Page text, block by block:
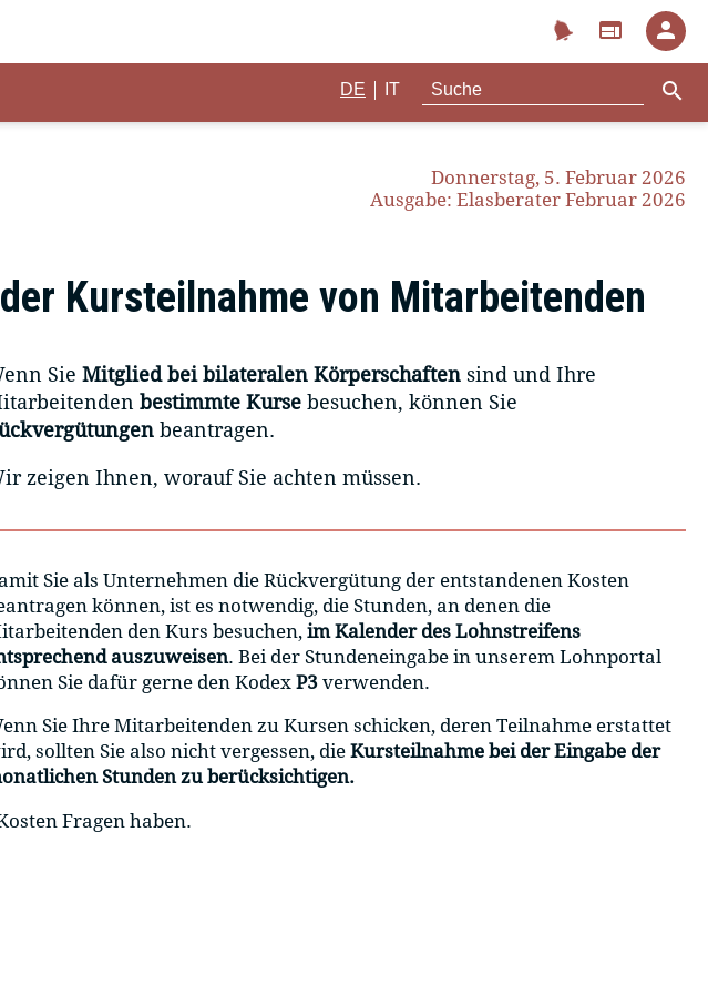
notifications web person
DE IT search
Donnerstag, 5. Februar 2026
Ausgabe: Elasberater Februar 2026
Kursteilnahme von Mitarbeitenden
Sie Mitglied bei bilateralen Körperschaften sind und Ihre
bestimmte Kurse besuchen, können Sie
beantragen.
zeigen Ihnen, worauf Sie achten müssen.
Sie als Unternehmen die Rückvergütung der entstandenen Kosten
können, ist es notwendig, die Stunden, an denen die
den Kurs besuchen, im Kalender des Lohnstreifens
auszuweisen. Bei der Stundeneingabe in unserem Lohnportal
Sie dafür gerne den Kodex P3 verwenden.
Sie Ihre Mitarbeitenden zu Kursen schicken, deren Teilnahme erstattet
sollten Sie also nicht vergessen, die Kursteilnahme bei der Eingabe der
Stunden zu berücksichtigen.
Fragen haben.